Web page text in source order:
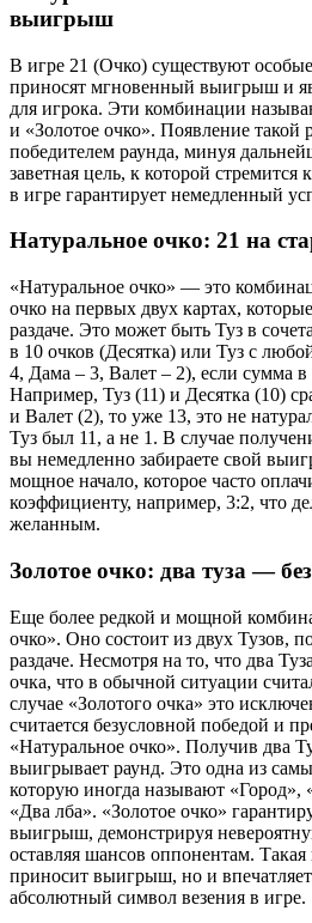
выигрыш
В игре 21 (Очко) существуют
приносят мгновенный выигрыш и
для игрока. Эти комбинации
и «Золотое очко». Появление такой
победителем раунда, минуя
заветная цель, к которой
в игре гарантирует немедленный
Натуральное очко: 21 на
«Натуральное очко» — это
очко на первых двух картах,
раздаче. Это может быть Туз в
в 10 очков (Десятка) или Туз с
4, Дама – 3, Валет – 2), если сумма в
Например, Туз (11) и Десятка (10)
и Валет (2), то уже 13, это не
Туз был 11, а не 1. В случае
вы немедленно забираете свой
мощное начало, которое часто
коэффициенту, например, 3:2, что
желанным.
Золотое очко: два туза —
Еще более редкой и мощной
очко». Оно состоит из двух Тузов,
раздаче. Несмотря на то, что два
очка, что в обычной ситуации
случае «Золотого очка» это
считается безусловной победой и
«Натуральное очко». Получив два
выигрывает раунд. Это одна из
которую иногда называют «Город»,
«Два лба». «Золотое очко»
выигрыш, демонстрируя
оставляя шансов оппонентам.
приносит выигрыш, но и
абсолютный символ везения в игре.